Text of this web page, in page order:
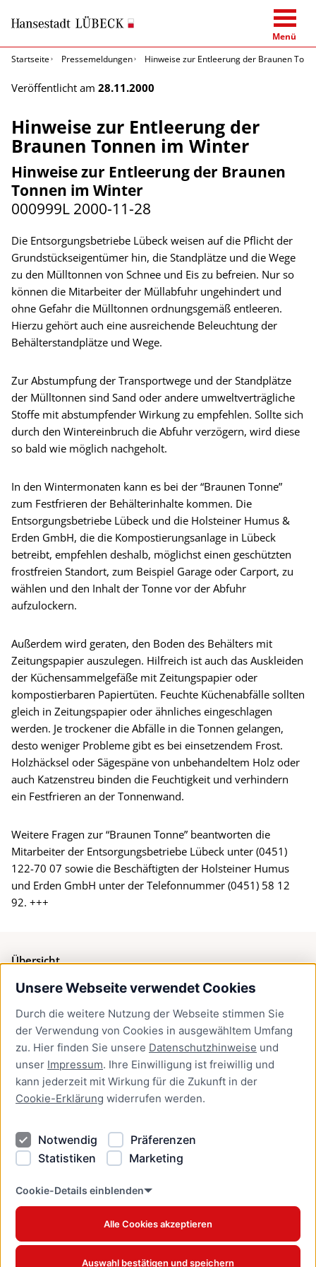
Unsere Webseite verwendet Cookies
Durch die weitere Nutzung der Webseite stimmen Sie
der Verwendung von Cookies in ausgewähltem Umfang
zu. Hier finden Sie unsere Datenschutzhinweise und
unser Impressum. Ihre Einwilligung ist freiwillig und
kann jederzeit mit Wirkung für die Zukunft in der
Cookie-Erklärung widerrufen werden.
Notwendig
Präferenzen
Statistiken
Marketing
Cookie-Details einblenden
Alle Cookies akzeptieren
Auswahl bestätigen und speichern
Menü
Startseite
Pressemeldungen Hinweise zur Entleerung der Braunen
Veröffentlicht am 28.11.2000
Hinweise zur Entleerung der
Braunen Tonnen im Winter
Hinweise zur Entleerung der Braunen
Tonnen im Winter
000999L 2000-11-28
Die Entsorgungsbetriebe Lübeck weisen auf die Pflicht der
Grundstückseigentümer hin, die Standplätze und die Wege
zu den Mülltonnen von Schnee und Eis zu befreien. Nur so
können die Mitarbeiter der Müllabfuhr ungehindert und
ohne Gefahr die Mülltonnen ordnungsgemäß entleeren.
Hierzu gehört auch eine ausreichende Beleuchtung der
Behälterstandplätze und Wege.
Zur Abstumpfung der Transportwege und der Standplätze
der Mülltonnen sind Sand oder andere umweltverträgliche
Stoffe mit abstumpfender Wirkung zu empfehlen. Sollte sich
durch den Wintereinbruch die Abfuhr verzögern, wird diese
so bald wie möglich nachgeholt.
In den Wintermonaten kann es bei der “Braunen Tonne”
zum Festfrieren der Behälterinhalte kommen. Die
Entsorgungsbetriebe Lübeck und die Holsteiner Humus &
Erden GmbH, die die Kompostierungsanlage in Lübeck
betreibt, empfehlen deshalb, möglichst einen geschützten
frostfreien Standort, zum Beispiel Garage oder Carport, zu
wählen und den Inhalt der Tonne vor der Abfuhr
aufzulockern.
Außerdem wird geraten, den Boden des Behälters mit
Zeitungspapier auszulegen. Hilfreich ist auch das Auskleiden
der Küchensammelgefäße mit Zeitungspapier oder
kompostierbaren Papiertüten. Feuchte Küchenabfälle sollten
gleich in Zeitungspapier oder ähnliches eingeschlagen
werden. Je trockener die Abfälle in die Tonnen gelangen,
desto weniger Probleme gibt es bei einsetzendem Frost.
Holzhäcksel oder Sägespäne von unbehandeltem Holz oder
auch Katzenstreu binden die Feuchtigkeit und verhindern
ein Festfrieren an der Tonnenwand.
Weitere Fragen zur “Braunen Tonne” beantworten die
Mitarbeiter der Entsorgungsbetriebe Lübeck unter (0451)
122-70 07 sowie die Beschäftigten der Holsteiner Humus
und Erden GmbH unter der Telefonnummer (0451) 58 12
92. +++
Übersicht
Bürgerservice
Presse
Newsletter Lübeck:kompakt
Kontakt
Kontakt
Datenschutzhinweise
Barrierefreiheit
Cookie Erklärung
www.luebeck.de